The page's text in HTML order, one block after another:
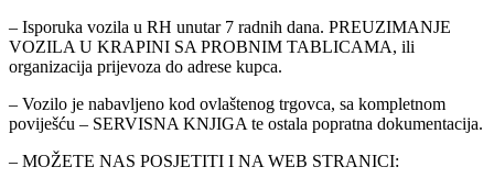
– Isporuka vozila u RH unutar 7 radnih dana. PREUZIMANJE
VOZILA U KRAPINI SA PROBNIM TABLICAMA, ili
organizacija prijevoza do adrese kupca.
– Vozilo je nabavljeno kod ovlaštenog trgovca, sa kompletnom
poviješću – SERVISNA KNJIGA te ostala popratna dokumentacija.
– MOŽETE NAS POSJETITI I NA WEB STRANICI: